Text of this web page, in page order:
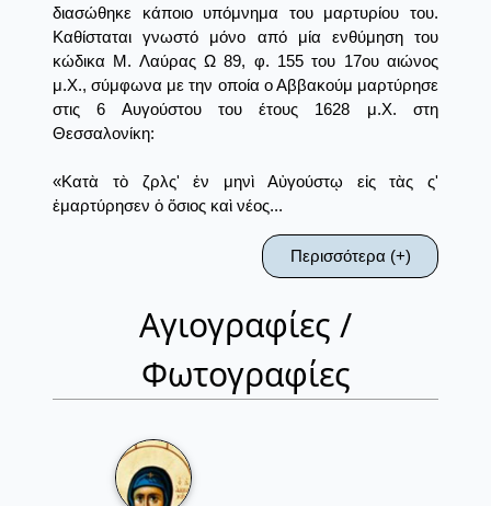
διασώθηκε κάποιο υπόμνημα του μαρτυρίου του.
Καθίσταται γνωστό μόνο από μία ενθύμηση του
κώδικα Μ. Λαύρας Ω 89, φ. 155 του 17ου αιώνος
μ.Χ., σύμφωνα με την οποία ο Αββακούμ μαρτύρησε
στις 6 Αυγούστου του έτους 1628 μ.Χ. στη
Θεσσαλονίκη:
«Κατὰ τὸ ζρλς' ἐν μηνὶ Αὐγούστῳ εἰς τὰς ς'
ἐμαρτύρησεν ὁ ὅσιος καὶ νέος...
Περισσότερα (+)
Αγιογραφίες /
Φωτογραφίες